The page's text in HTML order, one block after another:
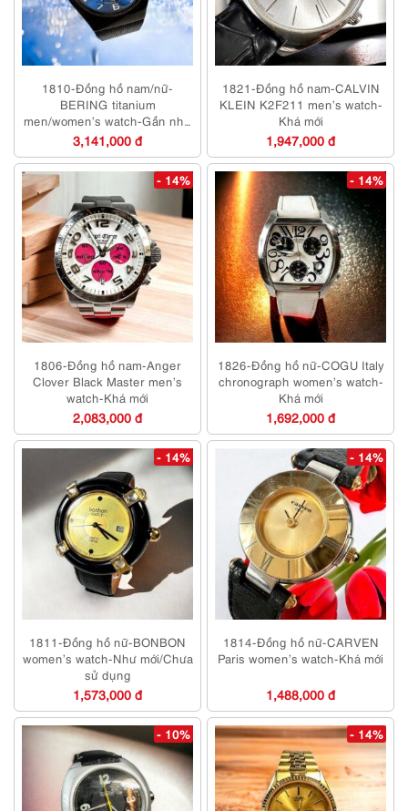
1810-Đồng hồ nam/nữ-
BERING titanium
men/women’s watch-Gần như
mới
3,141,000 đ
1821-Đồng hồ nam-CALVIN
KLEIN K2F211 men’s watch-
Khá mới
1,947,000 đ
- 14%
1806-Đồng hồ nam-Anger
Clover Black Master men’s
watch-Khá mới
2,083,000 đ
- 14%
1826-Đồng hồ nữ-COGU Italy
chronograph women’s watch-
Khá mới
1,692,000 đ
- 14%
1811-Đồng hồ nữ-BONBON
women’s watch-Như mới/Chưa
sử dụng
1,573,000 đ
- 14%
1814-Đồng hồ nữ-CARVEN
Paris women’s watch-Khá mới
1,488,000 đ
- 10% - 14%